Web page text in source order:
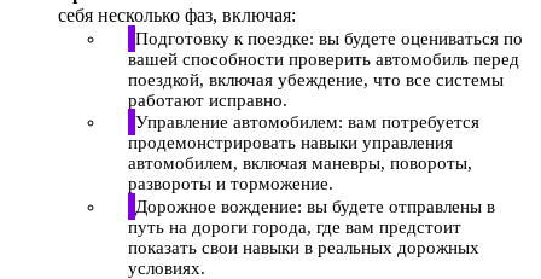
себя несколько фаз, включая:
Подготовку к поездке: вы будете оцениваться по
вашей способности проверить автомобиль перед
поездкой, включая убеждение, что все системы
работают исправно.
Управление автомобилем: вам потребуется
продемонстрировать навыки управления
автомобилем, включая маневры, повороты,
развороты и торможение.
Дорожное вождение: вы будете отправлены в
путь на дороги города, где вам предстоит
показать свои навыки в реальных дорожных
условиях.